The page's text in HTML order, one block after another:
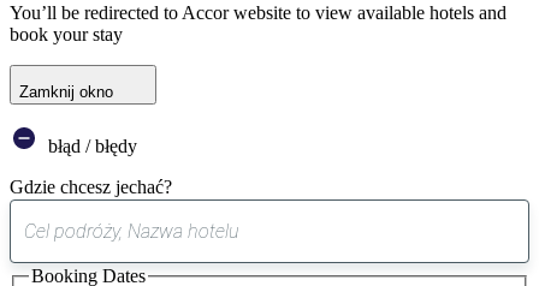
You’ll be redirected to Accor website to view available hotels and
book your stay
Zamknij okno
błąd / błędy
Gdzie chcesz jechać?
sugestia
została
Booking Dates